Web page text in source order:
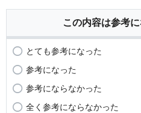
この内容は参考
とても参考になった
参考になった
参考にならなかった
全く参考にならなかった